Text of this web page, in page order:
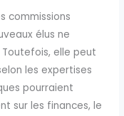
commissions
élus ne
elle peut
les expertises
pourraient
sur les finances, le